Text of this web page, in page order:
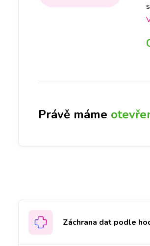
Právě máme
Záchrana dat podle